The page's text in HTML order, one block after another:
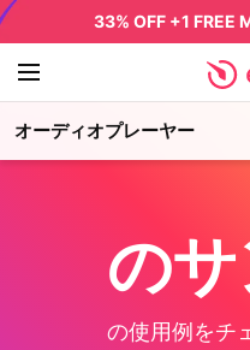
33% OFF +1 FREE
オーディオプレーヤー
の
の使用例をチ